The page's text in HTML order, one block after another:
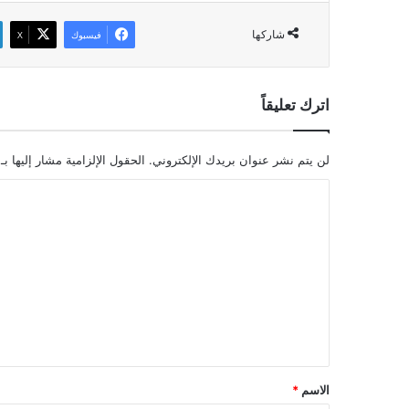
شاركها فيسبوك ‫X
اترك تعليقاً
لن يتم نشر عنوان بريدك الإلكتروني. الحقول الإلزامية مشار إليها بـ
*
الاسم *